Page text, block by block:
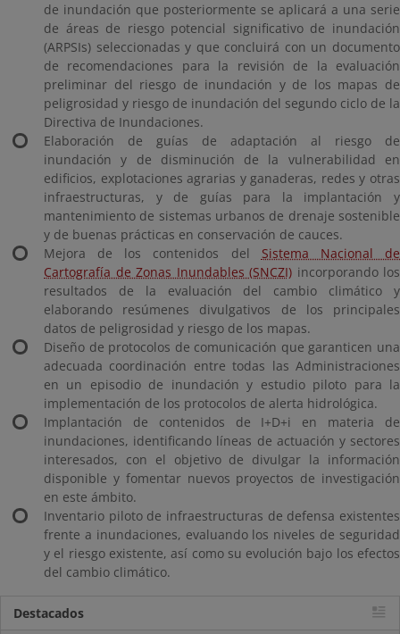
de inundación que posteriormente se aplicará a una serie
de áreas de riesgo potencial significativo de inundación
(ARPSIs) seleccionadas y que concluirá con un documento
de recomendaciones para la revisión de la evaluación
preliminar del riesgo de inundación y de los mapas de
peligrosidad y riesgo de inundación del segundo ciclo de la
Directiva de Inundaciones.
Elaboración de guías de adaptación al riesgo de
inundación y de disminución de la vulnerabilidad en
edificios, explotaciones agrarias y ganaderas, redes y otras
infraestructuras, y de guías para la implantación y
mantenimiento de sistemas urbanos de drenaje sostenible
y de buenas prácticas en conservación de cauces.
Mejora de los contenidos del Sistema Nacional de
Cartografía de Zonas Inundables (SNCZI) incorporando los
resultados de la evaluación del cambio climático y
elaborando resúmenes divulgativos de los principales
datos de peligrosidad y riesgo de los mapas.
Diseño de protocolos de comunicación que garanticen una
adecuada coordinación entre todas las Administraciones
en un episodio de inundación y estudio piloto para la
implementación de los protocolos de alerta hidrológica.
Implantación de contenidos de I+D+i en materia de
inundaciones, identificando líneas de actuación y sectores
interesados, con el objetivo de divulgar la información
disponible y fomentar nuevos proyectos de investigación
en este ámbito.
Inventario piloto de infraestructuras de defensa existentes
frente a inundaciones, evaluando los niveles de seguridad
y el riesgo existente, así como su evolución bajo los efectos
del cambio climático.
Destacados